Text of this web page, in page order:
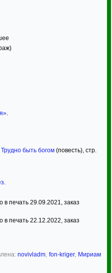
.
Трудно быть богом (повесть), стр.
.
печать 29.09.2021, заказ
печать 22.12.2022, заказ
novivladm,fon-kriger, Мириам